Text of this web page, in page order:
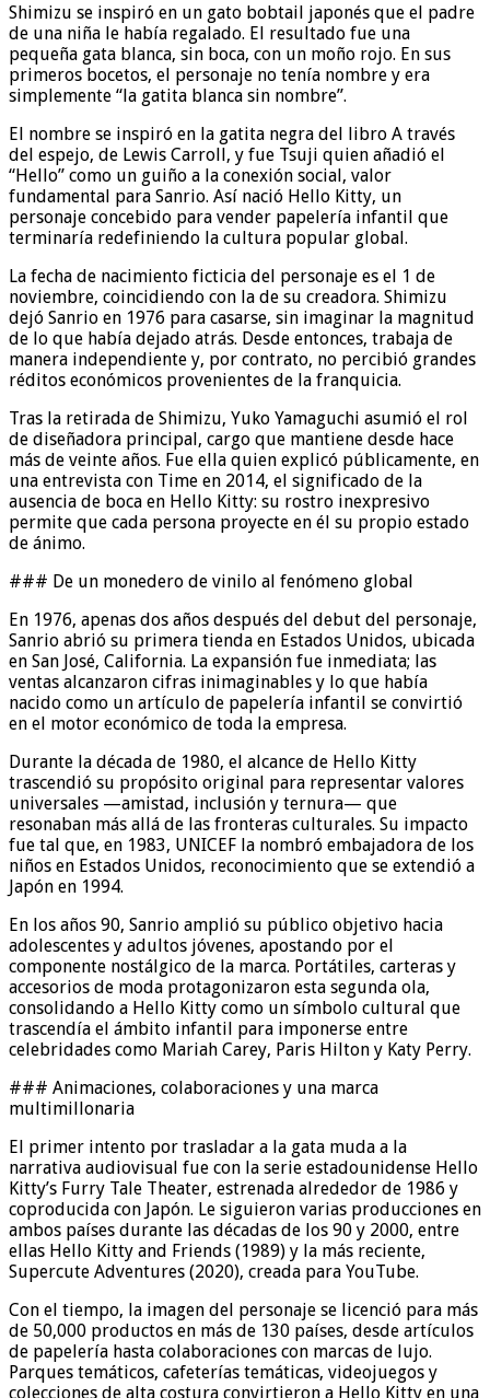
Shimizu se inspiró en un gato bobtail japonés que el padre
de una niña le había regalado. El resultado fue una
pequeña gata blanca, sin boca, con un moño rojo. En sus
primeros bocetos, el personaje no tenía nombre y era
simplemente “la gatita blanca sin nombre”.
El nombre se inspiró en la gatita negra del libro A través
del espejo, de Lewis Carroll, y fue Tsuji quien añadió el
“Hello” como un guiño a la conexión social, valor
fundamental para Sanrio. Así nació Hello Kitty, un
personaje concebido para vender papelería infantil que
terminaría redefiniendo la cultura popular global.
La fecha de nacimiento ficticia del personaje es el 1 de
noviembre, coincidiendo con la de su creadora. Shimizu
dejó Sanrio en 1976 para casarse, sin imaginar la magnitud
de lo que había dejado atrás. Desde entonces, trabaja de
manera independiente y, por contrato, no percibió grandes
réditos económicos provenientes de la franquicia.
Tras la retirada de Shimizu, Yuko Yamaguchi asumió el rol
de diseñadora principal, cargo que mantiene desde hace
más de veinte años. Fue ella quien explicó públicamente, en
una entrevista con Time en 2014, el significado de la
ausencia de boca en Hello Kitty: su rostro inexpresivo
permite que cada persona proyecte en él su propio estado
de ánimo.
### De un monedero de vinilo al fenómeno global
En 1976, apenas dos años después del debut del personaje,
Sanrio abrió su primera tienda en Estados Unidos, ubicada
en San José, California. La expansión fue inmediata; las
ventas alcanzaron cifras inimaginables y lo que había
nacido como un artículo de papelería infantil se convirtió
en el motor económico de toda la empresa.
Durante la década de 1980, el alcance de Hello Kitty
trascendió su propósito original para representar valores
universales —amistad, inclusión y ternura— que
resonaban más allá de las fronteras culturales. Su impacto
fue tal que, en 1983, UNICEF la nombró embajadora de los
niños en Estados Unidos, reconocimiento que se extendió a
Japón en 1994.
En los años 90, Sanrio amplió su público objetivo hacia
adolescentes y adultos jóvenes, apostando por el
componente nostálgico de la marca. Portátiles, carteras y
accesorios de moda protagonizaron esta segunda ola,
consolidando a Hello Kitty como un símbolo cultural que
trascendía el ámbito infantil para imponerse entre
celebridades como Mariah Carey, Paris Hilton y Katy Perry.
### Animaciones, colaboraciones y una marca
multimillonaria
El primer intento por trasladar a la gata muda a la
narrativa audiovisual fue con la serie estadounidense Hello
Kitty’s Furry Tale Theater, estrenada alrededor de 1986 y
coproducida con Japón. Le siguieron varias producciones en
ambos países durante las décadas de los 90 y 2000, entre
ellas Hello Kitty and Friends (1989) y la más reciente,
Supercute Adventures (2020), creada para YouTube.
Con el tiempo, la imagen del personaje se licenció para más
de 50,000 productos en más de 130 países, desde artículos
de papelería hasta colaboraciones con marcas de lujo.
Parques temáticos, cafeterías temáticas, videojuegos y
colecciones de alta costura convirtieron a Hello Kitty en una